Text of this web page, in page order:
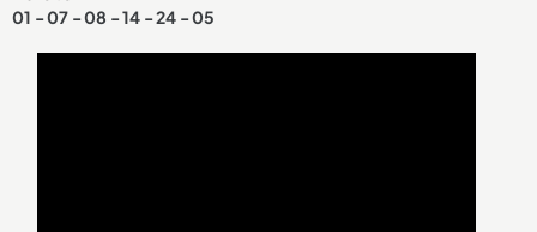
01 - 07 - 08 - 14 - 24 - 05